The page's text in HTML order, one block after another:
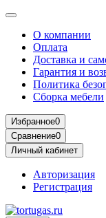
О компании
Оплата
Доставка и
Гарантия и
Политика
Сборка мебели
Избранное0
Сравнение0
Личный кабинет
Авторизация
Регистрация